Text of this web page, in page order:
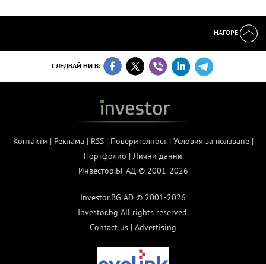
НАГОРЕ
СЛЕДВАЙ НИ В:
Контакти | Реклама | RSS| Поверителност| Условия за ползване|
Портфолио | Лични данни
Инвестор.БГ АД © 2001-2026
Investor.BG AD © 2001-2026
Investor.bg All rights reserved.
Contact us | Advertising